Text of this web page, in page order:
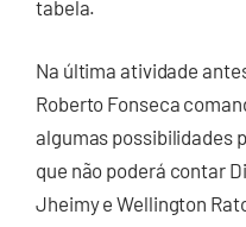
tabela.
Na última atividade
Roberto Fonseca
algumas possibilidades
que não poderá contar
Jheimy e Wellington